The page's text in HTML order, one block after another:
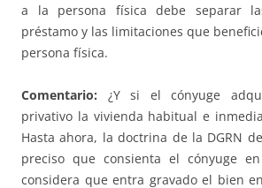
a la persona física debe separar
préstamo y las limitaciones que
persona física.
Comentario: ¿Y si el cónyuge
privativo la vivienda habitual e
Hasta ahora, la doctrina de la DGRN
preciso que consienta el cónyuge
considera que entra gravado el bien